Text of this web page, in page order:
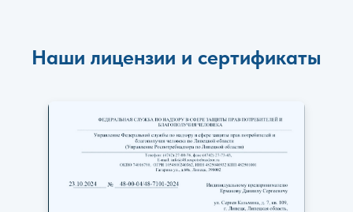
Наши лицензии и сертификаты